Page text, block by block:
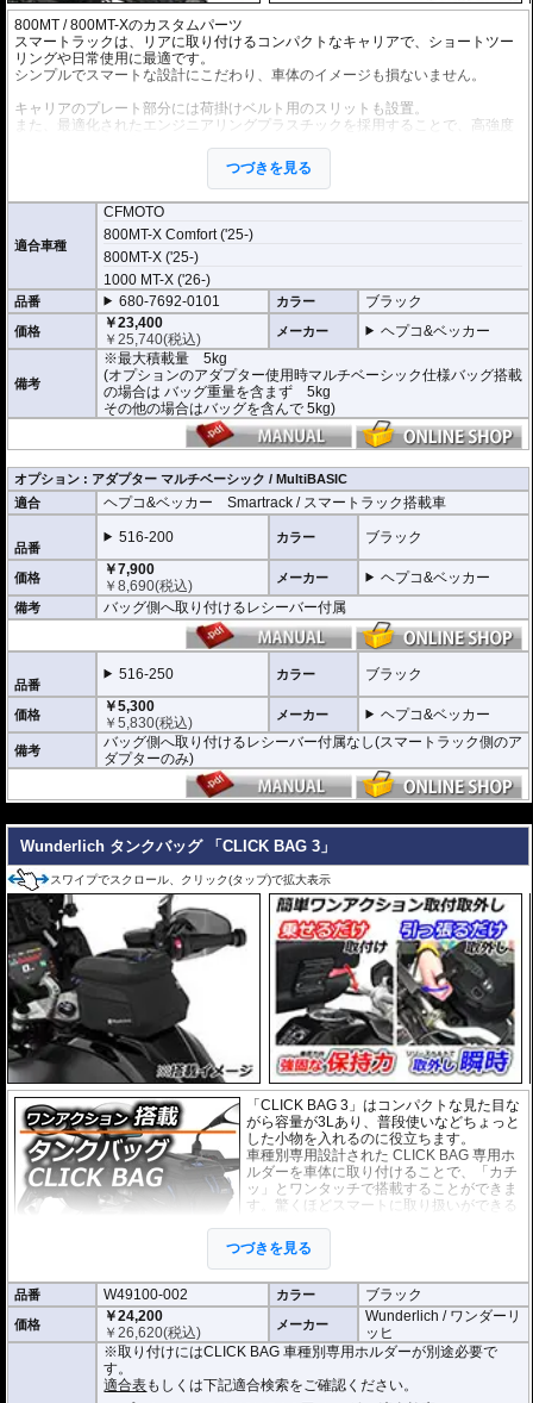
800MT / 800MT-Xのカスタムパーツ
スマートラックは、リアに取り付けるコンパクトなキャリアで、ショートツー
リングや日常使用に最適です。
シンプルでスマートな設計にこだわり、車体のイメージも損ないません。
キャリアのプレート部分には荷掛けベルト用のスリットも設置。
また、最適化されたエンジニアリングプラスチックを採用することで、高強度
ヘプコ&ベッカー トップケース Xcore / エ
ックスコアの搭載が可能
スマートラック専用に設計されたトップケ
能性が最大の特徴。
常使いと本格的なツーリングシーンを瞬時
に切り替えることができます。
ケースとホルダーセットになったお得な
ット商品をご用意しております。
さらに、オプションの「マルチベーシック
/ MultiBASIC」アダプターでソフトバッグ
「Street Daypack 3.0」 などの
シック仕様のバッグが取り付け可能。
MultiBASICは独自のメカニカルロックによ
解除用のひもを引くだけ。
動画のように簡単に取り外しができるの
で、目的地での荷物の持ち運びが驚くほど
また、タンクバッグと同様にバッグの
ロックやバッグの持ち去り防止キットなどのセキュリティーオプションも利用
可能。
オプションのMultiBasicはバッグ側に取り付けるレシーバーの付属のありなし
で2種類がございます。
MultiBasic仕様のバッグの搭載にはバッグ側にレシーバーの取付が必要ですの
で、下記使用例を参考に必要なアダプターを確認してください。(クリックで展
開します)
使用例1:リアバッグのみ使用の場合
使用例2:タンクバッグ・リアバッグ兼用使用の場合
使用例3:2つのバッグをタンク・リアで使用の場合
つづきを見る
適合車種
CFMOTO
800MT-X Comfort ('25-)
800MT-X ('25-)
1000 MT-X ('26-)
品番 680-7692-0101 カラー ブラック
価格
￥23,400
￥25,740(税込) メーカー ヘプコ&ベッカー
備考
※最大積載量 5kg
(オプションのアダプター使用時マルチベーシック仕様バッグ搭載
の場合は バッグ重量を含まず 5kg
その他の場合はバッグを含んで 5kg)
オプション : アダプター マルチベーシック / MultiBASIC
適合
ヘプコ&ベッカー Smartrack / スマートラック搭載車
品番
516-200 カラー ブラック
価格
￥7,900
￥8,690(税込) メーカー ヘプコ&ベッカー
備考 バッグ側へ取り付けるレシーバー付属
品番
516-250 カラー ブラック
価格
￥5,300
￥5,830(税込) メーカー ヘプコ&ベッカー
備考
バッグ側へ取り付けるレシーバー付属なし(スマートラック側のア
ダプターのみ)
Wunderlich タンクバッグ 「CLICK BAG 3」
スワイプでスクロール、クリック(タップ)で拡大表示
「CLICK BAG 3」はコンパクトな見た目な
がら容量が3Lあり、普段使いなどちょっと
した小物を入れるのに役立ちます。
車種別専用設計された CLICK BAG 専用ホ
ルダーを車体に取り付けることで、「カチ
ッ」とワンタッチで搭載することができま
す。驚くほどスマートに取り扱いができる
現。
撥水加工が施された耐久性が非常に高い生
地を採用。
形状保持設計で、中身が空の状態でも型崩れせず、高速走行におけるバタつ
きを防ぎます。
防水インナー、防水ジッパーを装備しており、高い防水性能を有しておりま
す。(完全防水を保証するものではありません)
ジッパーにはタグが付けられており、グローブを付けたままでも簡単に開け
閉めできます。
つづきを見る
品番 W49100-002 カラー ブラック
価格
￥24,200
￥26,620(税込) メーカー
Wunderlich / ワンダーリ
ッヒ
※取り付けにはCLICK BAG 車種別専用ホルダーが別途必要で
す。
適合表もしくは下記適合検索をご確認ください。